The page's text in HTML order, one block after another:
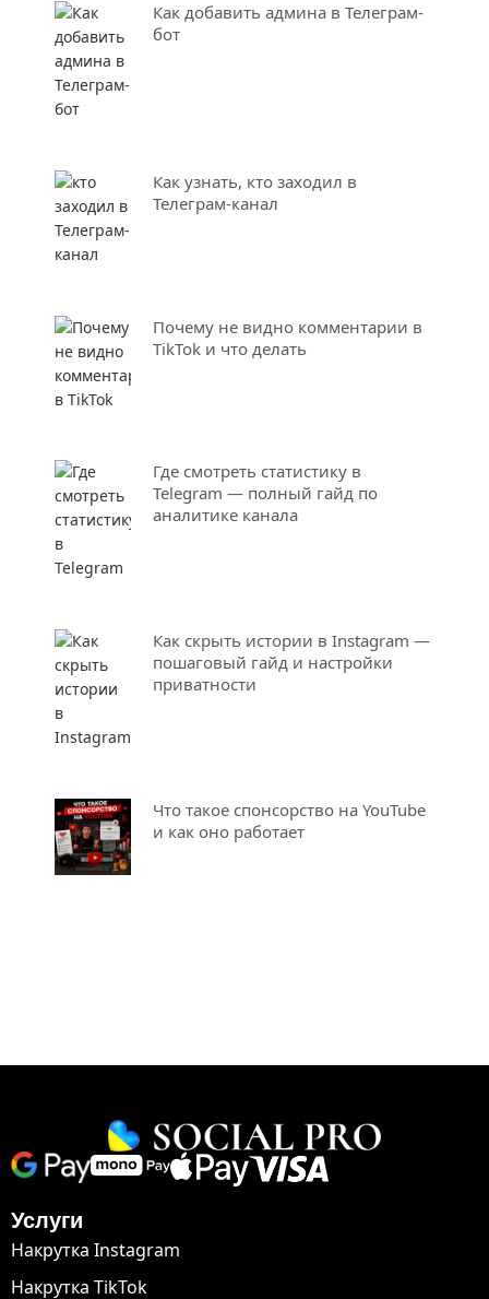
Как добавить админа в Телеграм-
бот
Как узнать, кто заходил в
Телеграм-канал
Почему не видно комментарии в
TikTok и что делать
Где смотреть статистику в
Telegram — полный гайд по
аналитике канала
Как скрыть истории в Instagram —
пошаговый гайд и настройки
приватности
Что такое спонсорство на YouTube
и как оно работает
Услуги
Накрутка Instagram
Накрутка TikTok